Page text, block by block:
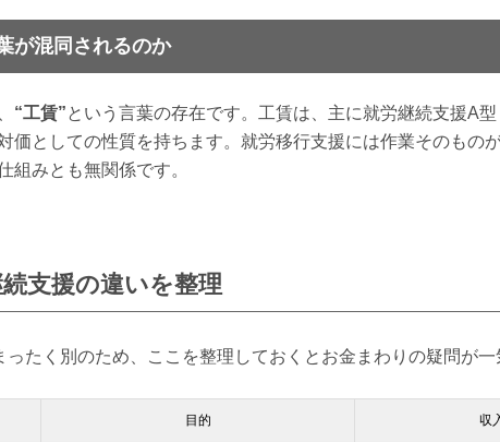
が混同されるのか
“工賃”という言葉の存在です。工賃は、主に就労継続支援A
価としての性質を持ちます。就労移行支援には作業そのもの
組みとも無関係です。
支援の違いを整理
ったく別のため、ここを整理しておくとお金まわりの疑問が一
目的 収